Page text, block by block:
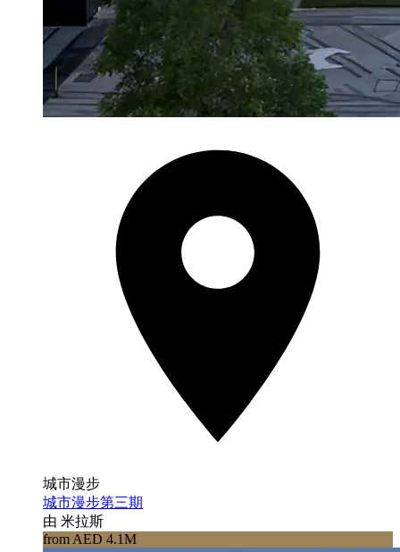
城市漫步
城市漫步第三期
由 米拉斯
from AED 4.1M